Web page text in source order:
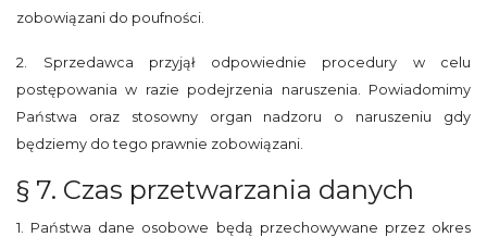
zobowiązani do poufności.
2. Sprzedawca przyjął odpowiednie procedury w celu
postępowania w razie podejrzenia naruszenia. Powiadomimy
Państwa oraz stosowny organ nadzoru o naruszeniu gdy
będziemy do tego prawnie zobowiązani.
§ 7. Czas przetwarzania danych
1. Państwa dane osobowe będą przechowywane przez okres